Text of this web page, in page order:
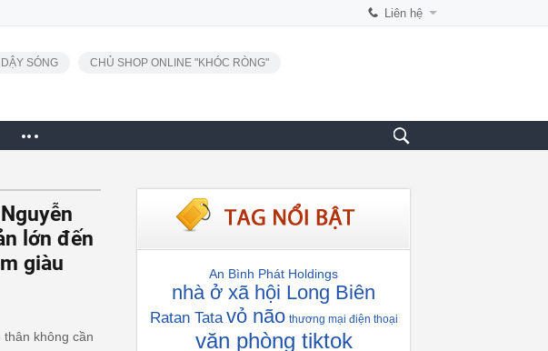
Liên hệ
SÓNG CHỦ SHOP ONLINE "KHÓC RÒNG"
lớn đến
giàu
không cần
An Bình Phát Holdings
nhà ở xã hội Long Biên
Ratan Tata vỏ não thương mại điện thoại
văn phòng tiktok